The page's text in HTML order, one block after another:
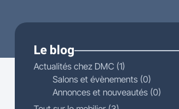
Le blog
Actualités chez DMC (1)
Salons et évènements (0)
Annonces et nouveautés (0)